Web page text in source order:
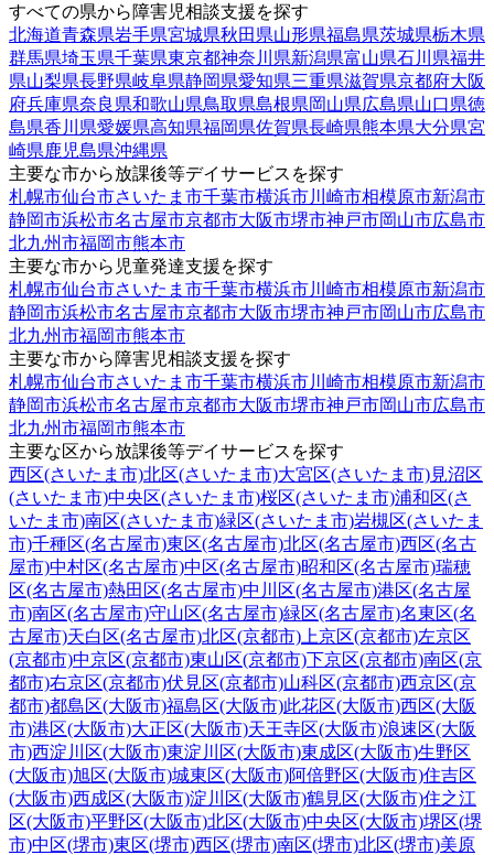
すべての県から障害児相談支援を探す
北海道青森県岩手県宮城県秋田県山形県福島県茨城県栃木県
群馬県埼玉県千葉県東京都神奈川県新潟県富山県石川県福井
県山梨県長野県岐阜県静岡県愛知県三重県滋賀県京都府大阪
府兵庫県奈良県和歌山県鳥取県島根県岡山県広島県山口県徳
島県香川県愛媛県高知県福岡県佐賀県長崎県熊本県大分県宮
崎県鹿児島県沖縄県
主要な市から放課後等デイサービスを探す
札幌市仙台市さいたま市千葉市横浜市川崎市相模原市新潟市
静岡市浜松市名古屋市京都市大阪市堺市神戸市岡山市広島市
北九州市福岡市熊本市
主要な市から児童発達支援を探す
札幌市仙台市さいたま市千葉市横浜市川崎市相模原市新潟市
静岡市浜松市名古屋市京都市大阪市堺市神戸市岡山市広島市
北九州市福岡市熊本市
主要な市から障害児相談支援を探す
札幌市仙台市さいたま市千葉市横浜市川崎市相模原市新潟市
静岡市浜松市名古屋市京都市大阪市堺市神戸市岡山市広島市
北九州市福岡市熊本市
主要な区から放課後等デイサービスを探す
西区(さいたま市)北区(さいたま市)大宮区(さいたま市)見沼区
(さいたま市)中央区(さいたま市)桜区(さいたま市)浦和区(さ
いたま市)南区(さいたま市)緑区(さいたま市)岩槻区(さいたま
市)千種区(名古屋市)東区(名古屋市)北区(名古屋市)西区(名古
屋市)中村区(名古屋市)中区(名古屋市)昭和区(名古屋市)瑞穂
区(名古屋市)熱田区(名古屋市)中川区(名古屋市)港区(名古屋
市)南区(名古屋市)守山区(名古屋市)緑区(名古屋市)名東区(名
古屋市)天白区(名古屋市)北区(京都市) 上京区(京都市)左京区
(京都市)中京区(京都市)東山区(京都市)下京区(京都市)南区(京
都市)右京区(京都市)伏見区(京都市)山科区(京都市)西京区(京
都市)都島区(大阪市)福島区(大阪市)此花区(大阪市)西区(大阪
市)港区(大阪市)大正区(大阪市)天王寺区(大阪市)浪速区(大阪
市)西淀川区(大阪市)東淀川区(大阪市)東成区(大阪市)生野区
(大阪市)旭区(大阪市)城東区(大阪市)阿倍野区(大阪市)住吉区
(大阪市)西成区(大阪市)淀川区(大阪市)鶴見区(大阪市)住之江
区(大阪市)平野区(大阪市)北区(大阪市)中央区(大阪市)堺区(堺
市)中区(堺市)東区(堺市)西区(堺市)南区(堺市)北区(堺市)美原